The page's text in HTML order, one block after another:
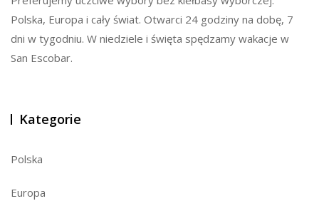
Polska, Europa i cały świat. Otwarci 24 godziny na dobę, 7
dni w tygodniu. W niedziele i święta spędzamy wakacje w
San Escobar.
Kategorie
Polska
Europa